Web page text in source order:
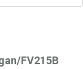
FV215B